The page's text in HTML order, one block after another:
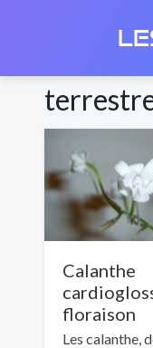
Calanthe
floraison
Les calanthe,